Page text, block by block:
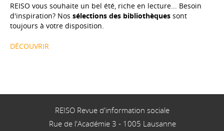
REISO vous souhaite un bel été, riche en lecture... Besoin
d'inspiration? Nos sélections des bibliothèques sont
toujours à votre disposition.
DÉCOUVRIR
REISO Revue d'information sociale
Rue de l'Académie 3 - 1005 Lausanne